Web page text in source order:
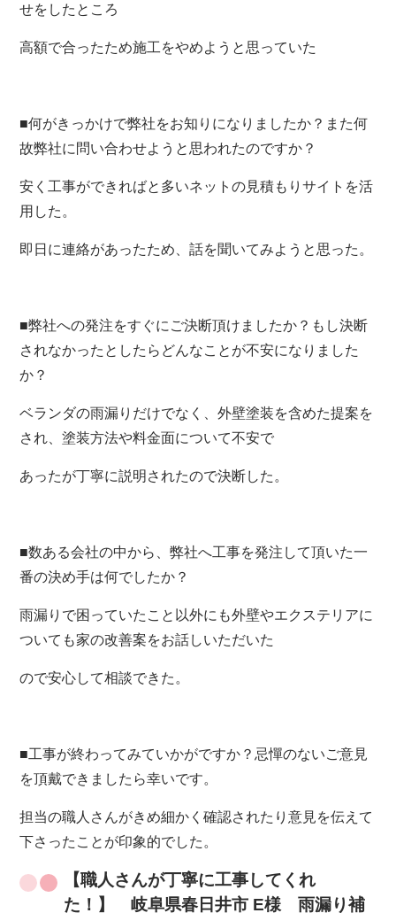
せをしたところ
高額で合ったため施工をやめようと思っていた
■何がきっかけで弊社をお知りになりましたか？また何
故弊社に問い合わせようと思われたのですか？
安く工事ができればと多いネットの見積もりサイトを活
用した。
即日に連絡があったため、話を聞いてみようと思った。
■弊社への発注をすぐにご決断頂けましたか？もし決断
されなかったとしたらどんなことが不安になりました
か？
ベランダの雨漏りだけでなく、外壁塗装を含めた提案を
され、塗装方法や料金面について不安で
あったが丁寧に説明されたので決断した。
■数ある会社の中から、弊社へ工事を発注して頂いた一
番の決め手は何でしたか？
雨漏りで困っていたこと以外にも外壁やエクステリアに
ついても家の改善案をお話しいただいた
ので安心して相談できた。
■工事が終わってみていかがですか？忌憚のないご意見
を頂戴できましたら幸いです。
担当の職人さんがきめ細かく確認されたり意見を伝えて
下さったことが印象的でした。
【職人さんが丁寧に工事してくれ
た！】 岐阜県春日井市 E様 雨漏り補